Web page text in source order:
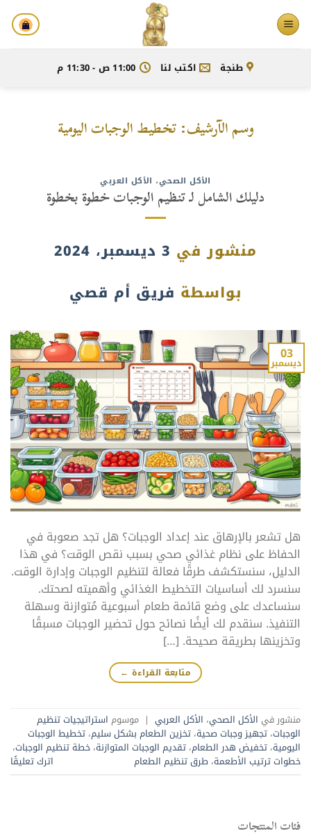
تخطي
للمحتوى
طنجة اكتب لنا 11:00 ص - 11:30 م
وسم الآرشيف:تخطيط الوجبات اليومية
الأكل الصحي، الأكل العربي
دليلك الشامل لـ تنظيم الوجبات خطوة بخطوة
منشور في 3 ديسمبر، 2024
بواسطة فريق أم قصي
03
ديسمبر
هل تشعر بالإرهاق عند إعداد الوجبات؟ هل تجد صعوبة في
الحفاظ على نظام غذائي صحي بسبب نقص الوقت؟ في هذا
الدليل، سنستكشف طرقًا فعالة لتنظيم الوجبات وإدارة الوقت.
سنسرد لك أساسيات التخطيط الغذائي وأهميته لصحتك.
سنساعدك على وضع قائمة طعام أسبوعية مُتوازنة وسهلة
التنفيذ. سنقدم لك أيضًا نصائح حول تحضير الوجبات مسبقًا
وتخزينها بطريقة صحيحة. […]
متابعة القراءة ←
منشور في الأكل الصحي، الأكل العربي | موسوم استراتيجيات تنظيم
الوجبات، تجهيز وجبات صحية، تخزين الطعام بشكل سليم، تخطيط الوجبات
اليومية، تخفيض هدر الطعام، تقديم الوجبات المتوازنة، خطة تنظيم الوجبات،
خطوات ترتيب الأطعمة، طرق تنظيم الطعام اترك تعليقًا
فئات المنتجات